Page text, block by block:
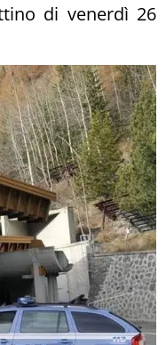
di venerdì 26